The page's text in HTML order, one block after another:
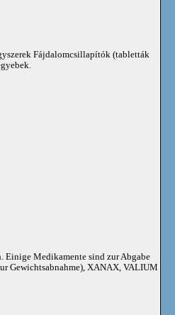
Fájdalomcsillapítók (tabletták
Einige Medikamente sind zur Abgabe
Gewichtsabnahme), XANAX, VALIUM